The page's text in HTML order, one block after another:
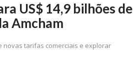
US$ 14,9 bilhões de
Amcham
novas tarifas comerciais e explorar